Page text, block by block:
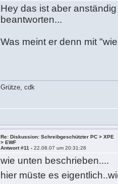
Hey das ist aber
beantworten...
Was meint er denn mit
Grütze, cdk
Re: Diskussion: Schreibgeschützter PC > XPE
> EWF
Antwort #11 -22.08.07 um 20:31:28
wie unten beschrieben....
hier müste es